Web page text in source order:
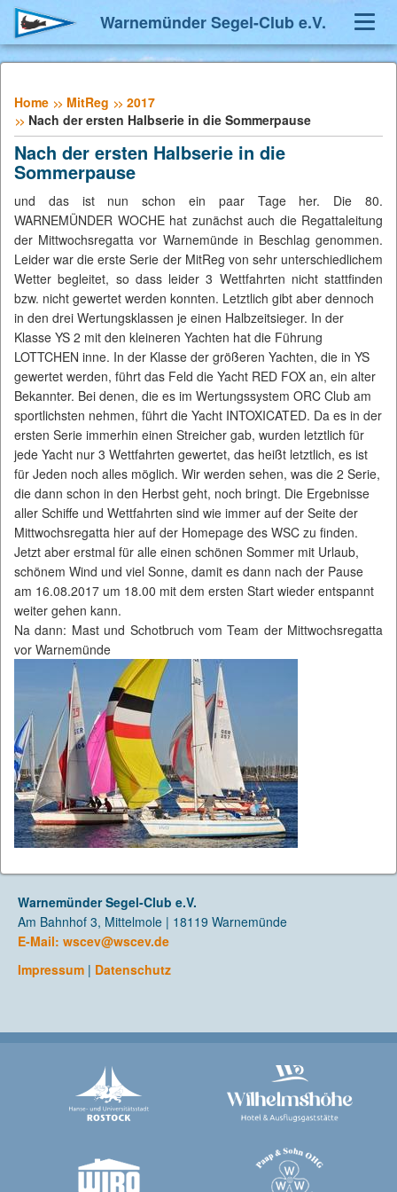
Warnemünder Segel-Club e.V.
Home MitReg
2017
Nach der ersten Halbserie in die Sommerpause
Nach der ersten Halbserie in die
Sommerpause
und das ist nun schon ein paar Tage her. Die 80.
WARNEMÜNDER WOCHE hat zunächst auch die Regattaleitung
der Mittwochsregatta vor Warnemünde in Beschlag genommen.
Leider war die erste Serie der MitReg von sehr unterschiedlichem
Wetter begleitet, so dass leider 3 Wettfahrten nicht stattfinden
bzw. nicht gewertet werden konnten. Letztlich gibt aber dennoch
in den drei Wertungsklassen je einen Halbzeitsieger. In der
Klasse YS 2 mit den kleineren Yachten hat die Führung
LOTTCHEN inne. In der Klasse der größeren Yachten, die in YS
gewertet werden, führt das Feld die Yacht RED FOX an, ein alter
Bekannter. Bei denen, die es im Wertungssystem ORC Club am
sportlichsten nehmen, führt die Yacht INTOXICATED. Da es in der
ersten Serie immerhin einen Streicher gab, wurden letztlich für
jede Yacht nur 3 Wettfahrten gewertet, das heißt letztlich, es ist
für Jeden noch alles möglich. Wir werden sehen, was die 2 Serie,
die dann schon in den Herbst geht, noch bringt. Die Ergebnisse
aller Schiffe und Wettfahrten sind wie immer auf der Seite der
Mittwochsregatta hier auf der Homepage des WSC zu finden.
Jetzt aber erstmal für alle einen schönen Sommer mit Urlaub,
schönem Wind und viel Sonne, damit es dann nach der Pause
am 16.08.2017 um 18.00 mit dem ersten Start wieder entspannt
weiter gehen kann.
Na dann: Mast und Schotbruch vom Team der Mittwochsregatta
vor Warnemünde
Warnemünder Segel-Club e.V.
Am Bahnhof 3, Mittelmole | 18119 Warnemünde
E-Mail: wscev@wscev.de
Impressum | Datenschutz